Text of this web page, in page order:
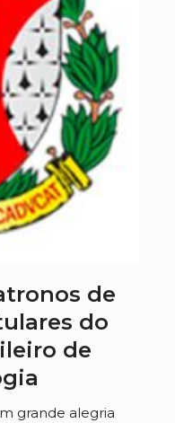
de
do
de
grande alegria